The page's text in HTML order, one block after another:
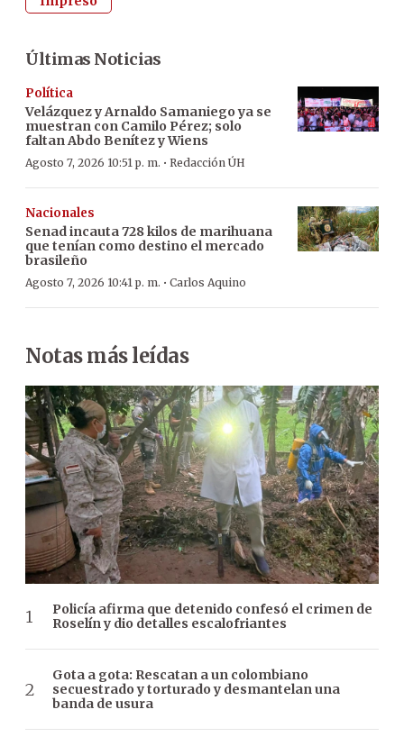
Últimas Noticias
Política
Velázquez y Arnaldo Samaniego ya se
muestran con Camilo Pérez; solo
faltan Abdo Benítez y Wiens
Agosto 7, 2026 10:51 p. m. · Redacción ÚH
Nacionales
Senad incauta 728 kilos de marihuana
que tenían como destino el mercado
brasileño
Agosto 7, 2026 10:41 p. m. · Carlos Aquino
Notas más leídas
Policía afirma que detenido confesó el crimen de
Roselín y dio detalles escalofriantes
Gota a gota: Rescatan a un colombiano
secuestrado y torturado y desmantelan una
banda de usura